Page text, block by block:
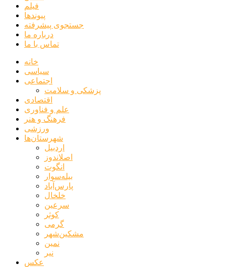
فیلم
پیوندها
جستجوی پیشرفته
درباره ما
تماس با ما
خانه
سیاسی
اجتماعی
پزشکی و سلامت
اقتصادی
علم و فناوری
فرهنگ و هنر
ورزشی
شهرستان‌ها
اردبیل
اصلاندوز
انگوت
بیله‌سوار
پارس‌آباد
خلخال
سرعین
کوثر
گرمی
مشکین‌شهر
نمین
نیر
عکس